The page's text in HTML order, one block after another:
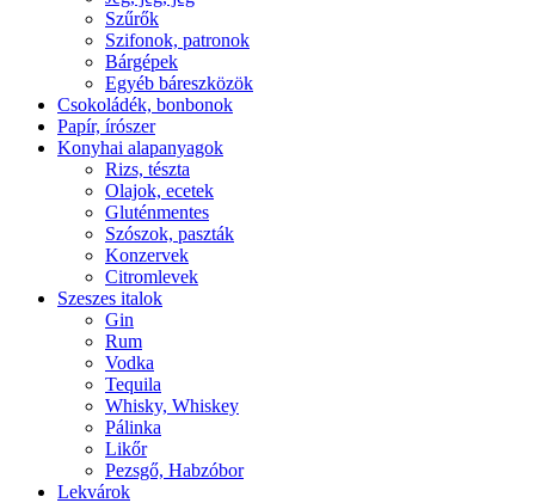
Szűrők
Szifonok, patronok
Bárgépek
Egyéb báreszközök
Csokoládék, bonbonok
Papír, írószer
Konyhai alapanyagok
Rizs, tészta
Olajok, ecetek
Gluténmentes
Szószok, paszták
Konzervek
Citromlevek
Szeszes italok
Gin
Rum
Vodka
Tequila
Whisky, Whiskey
Pálinka
Likőr
Pezsgő, Habzóbor
Lekvárok